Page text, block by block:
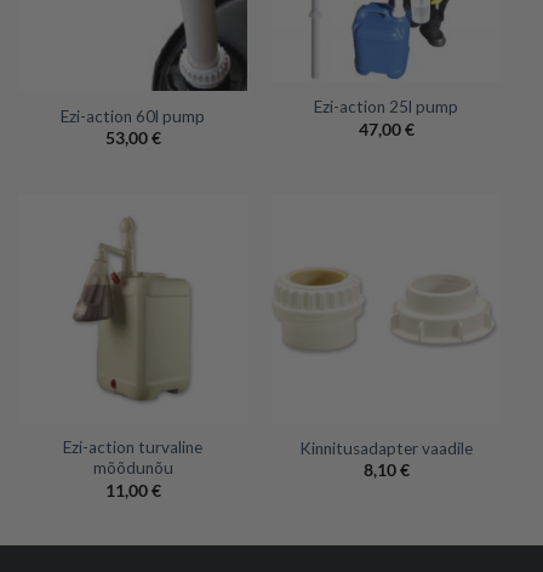
Ezi-action 60l pump
53,00€
Ezi-action 25l pump
47,00€
Ezi-action turvaline
mõõdunõu
11,00€
Kinnitusadapter vaadile
8,10€